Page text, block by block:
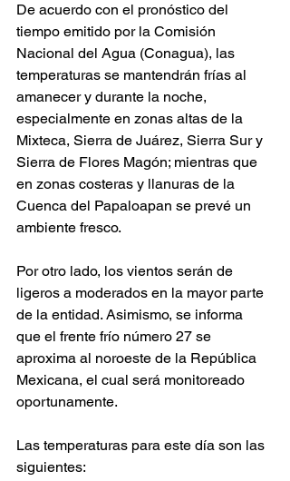
De acuerdo con el pronóstico del
tiempo emitido por la Comisión
Nacional del Agua (Conagua), las
temperaturas se mantendrán frías al
amanecer y durante la noche,
especialmente en zonas altas de la
Mixteca, Sierra de Juárez, Sierra Sur y
Sierra de Flores Magón; mientras que
en zonas costeras y llanuras de la
Cuenca del Papaloapan se prevé un
ambiente fresco.
Por otro lado, los vientos serán de
ligeros a moderados en la mayor parte
de la entidad. Asimismo, se informa
que el frente frío número 27 se
aproxima al noroeste de la República
Mexicana, el cual será monitoreado
oportunamente.
Las temperaturas para este día son las
siguientes: